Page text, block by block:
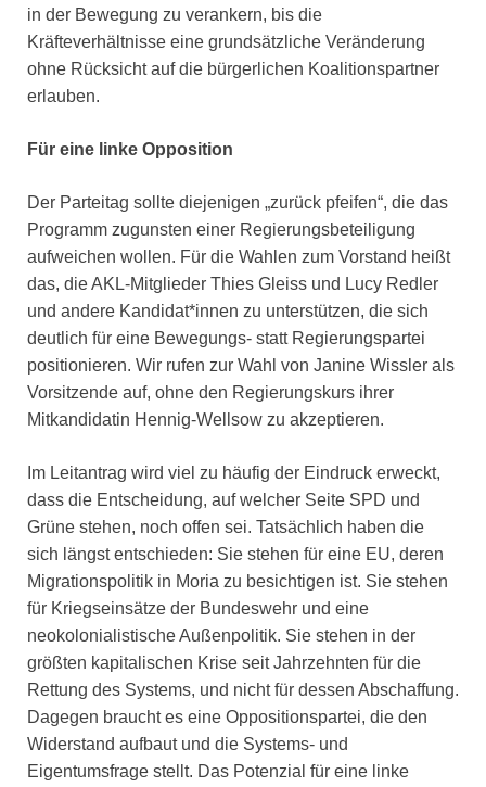
in der Bewegung zu verankern, bis die
Kräfteverhältnisse eine grundsätzliche Veränderung
ohne Rücksicht auf die bürgerlichen Koalitionspartner
erlauben.
Für eine linke Opposition
Der Parteitag sollte diejenigen „zurück pfeifen“, die das
Programm zugunsten einer Regierungsbeteiligung
aufweichen wollen. Für die Wahlen zum Vorstand heißt
das, die AKL-Mitglieder Thies Gleiss und Lucy Redler
und andere Kandidat*innen zu unterstützen, die sich
deutlich für eine Bewegungs- statt Regierungspartei
positionieren. Wir rufen zur Wahl von Janine Wissler als
Vorsitzende auf, ohne den Regierungskurs ihrer
Mitkandidatin Hennig-Wellsow zu akzeptieren.
Im Leitantrag wird viel zu häufig der Eindruck erweckt,
dass die Entscheidung, auf welcher Seite SPD und
Grüne stehen, noch offen sei. Tatsächlich haben die
sich längst entschieden: Sie stehen für eine EU, deren
Migrationspolitik in Moria zu besichtigen ist. Sie stehen
für Kriegseinsätze der Bundeswehr und eine
neokolonialistische Außenpolitik. Sie stehen in der
größten kapitalischen Krise seit Jahrzehnten für die
Rettung des Systems, und nicht für dessen Abschaffung.
Dagegen braucht es eine Oppositionspartei, die den
Widerstand aufbaut und die Systems- und
Eigentumsfrage stellt. Das Potenzial für eine linke